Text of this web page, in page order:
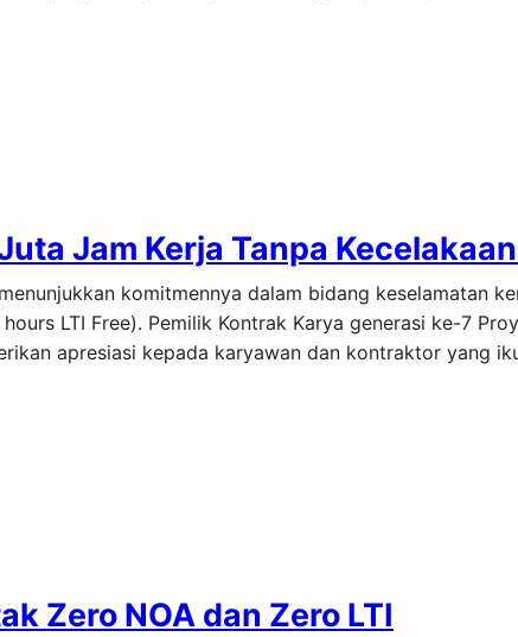
Jam Kerja Tanpa Kecelakaan
komitmennya dalam bidang keselamatan
LTI Free). Pemilik Kontrak Karya generasi ke-7
apresiasi kepada karyawan dan kontraktor yang
Zero NOA dan Zero LTI